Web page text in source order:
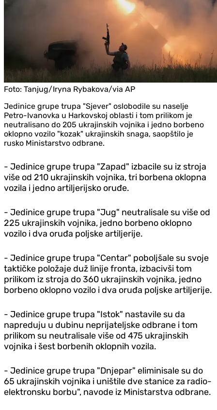
Foto: Tanjug/Iryna Rybakova/via AP
Jedinice grupe trupa "Sjever" oslobodile su naselje
Petro-Ivanovka u Harkovskoj oblasti i tom prilikom je
neutralisano do 205 ukrajinskih vojnika i jedno borbeno
oklopno vozilo "kozak" ukrajinskih snaga, saopštilo je
rusko Ministarstvo odbrane.
- Jedinice grupe trupa "Zapad" izbacile su iz stroja
više od 210 ukrajinskih vojnika, tri borbena oklopna
vozila i jedno artiljerijsko oruđe.
- Jedinice grupe trupa "Jug" neutralisale su više od
225 ukrajinskih vojnika, jedno borbeno oklopno
vozilo i dva oruđa poljske artiljerije.
- Jedinice grupe trupa "Centar" poboljšale su svoje
taktičke položaje duž linije fronta, izbacivši tom
prilikom iz stroja do 360 ukrajinskih vojnika, jedno
borbeno oklopno vozilo i dva oruđa poljske artiljerije.
- Jedinice grupe trupa "Istok" nastavile su da
napreduju u dubinu neprijateljske odbrane i tom
prilikom su neutralisale više od 475 ukrajinskih
vojnika i šest borbenih oklopnih vozila.
- Jedinice grupe trupa "Dnjepar" eliminisale su do
65 ukrajinskih vojnika i uništile dve stanice za radio-
elektronsku borbu", navode iz Ministarstva odbrane.